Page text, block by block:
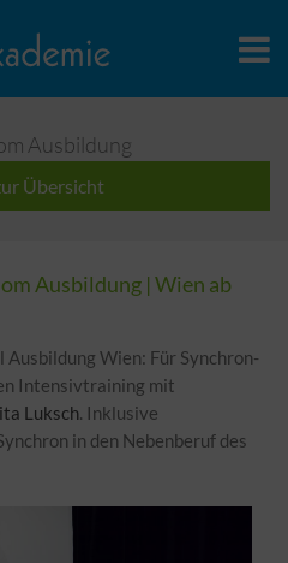
Ausbildung
Übersicht
Ausbildung | Wien ab
Ausbildung Wien: Für Synchron-
Intensivtraining mit
Luksch. Inklusive
in den Nebenberuf des